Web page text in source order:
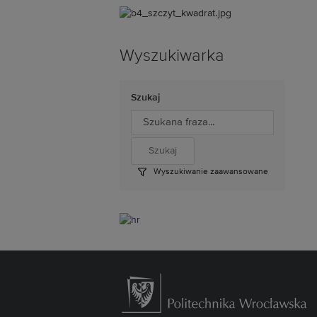
Wyszukiwarka
Szukaj
Wyszukiwanie zaawansowane